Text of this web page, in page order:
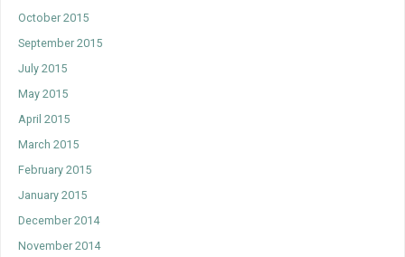
October 2015
September 2015
July 2015
May 2015
April 2015
March 2015
February 2015
January 2015
December 2014
November 2014